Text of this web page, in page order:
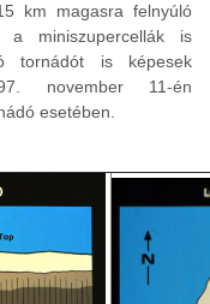
km magasra felnyúló
a miniszupercellák is
tornádót is képesek
november 11-én
esetében.